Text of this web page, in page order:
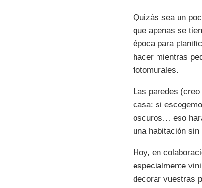
Quizás sea un
que apenas se
época para
hacer mientras
fotomurales.
Las paredes
casa: si
oscuros… eso
una habitación
Hoy, en
especialmente
decorar vuestras